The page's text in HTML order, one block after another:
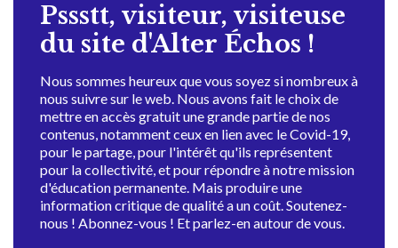
Pssstt, visiteur, visiteuse
du site d'Alter Échos !
Nous sommes heureux que vous soyez si nombreux à
nous suivre sur le web. Nous avons fait le choix de
mettre en accès gratuit une grande partie de nos
contenus, notamment ceux en lien avec le Covid-19,
pour le partage, pour l'intérêt qu'ils représentent
pour la collectivité, et pour répondre à notre mission
d'éducation permanente. Mais produire une
information critique de qualité a un coût. Soutenez-
nous ! Abonnez-vous ! Et parlez-en autour de vous.